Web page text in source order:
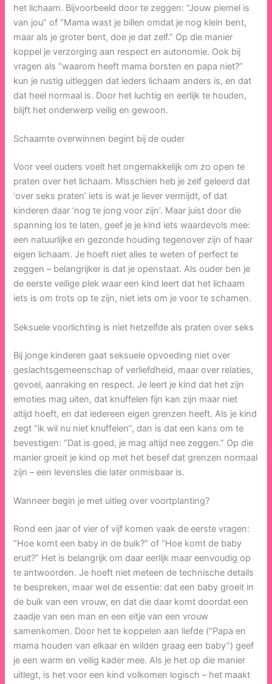
het lichaam. Bijvoorbeeld door te zeggen: “Jouw piemel is
van jou” of “Mama wast je billen omdat je nog klein bent,
maar als je groter bent, doe je dat zelf.” Op die manier
koppel je verzorging aan respect en autonomie. Ook bij
vragen als “waarom heeft mama borsten en papa niet?”
kun je rustig uitleggen dat ieders lichaam anders is, en dat
dat heel normaal is. Door het luchtig en eerlijk te houden,
blijft het onderwerp veilig en gewoon.
Schaamte overwinnen begint bij de ouder
Voor veel ouders voelt het ongemakkelijk om zo open te
praten over het lichaam. Misschien heb je zelf geleerd dat
‘over seks praten’ iets is wat je liever vermijdt, of dat
kinderen daar ‘nog te jong voor zijn’. Maar juist door die
spanning los te laten, geef je je kind iets waardevols mee:
een natuurlijke en gezonde houding tegenover zijn of haar
eigen lichaam. Je hoeft niet alles te weten of perfect te
zeggen – belangrijker is dat je openstaat. Als ouder ben je
de eerste veilige plek waar een kind leert dat het lichaam
iets is om trots op te zijn, niet iets om je voor te schamen.
Seksuele voorlichting is niet hetzelfde als praten over seks
Bij jonge kinderen gaat seksuele opvoeding niet over
geslachtsgemeenschap of verliefdheid, maar over relaties,
gevoel, aanraking en respect. Je leert je kind dat het zijn
emoties mag uiten, dat knuffelen fijn kan zijn maar niet
altijd hoeft, en dat iedereen eigen grenzen heeft. Als je kind
zegt “ik wil nu niet knuffelen”, dan is dat een kans om te
bevestigen: “Dat is goed, je mag altijd nee zeggen.” Op die
manier groeit je kind op met het besef dat grenzen normaal
zijn – een levensles die later onmisbaar is.
Wanneer begin je met uitleg over voortplanting?
Rond een jaar of vier of vijf komen vaak de eerste vragen:
“Hoe komt een baby in de buik?” of “Hoe komt de baby
eruit?” Het is belangrijk om daar eerlijk maar eenvoudig op
te antwoorden. Je hoeft niet meteen de technische details
te bespreken, maar wel de essentie: dat een baby groeit in
de buik van een vrouw, en dat die daar komt doordat een
zaadje van een man en een eitje van een vrouw
samenkomen. Door het te koppelen aan liefde (“Papa en
mama houden van elkaar en wilden graag een baby”) geef
je een warm en veilig kader mee. Als je het op die manier
uitlegt, is het voor een kind volkomen logisch – het maakt